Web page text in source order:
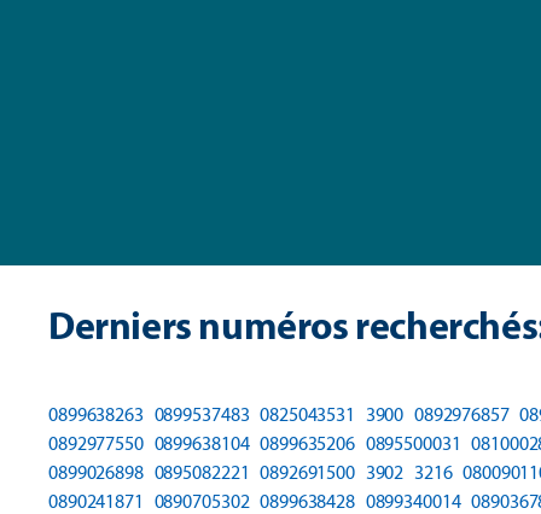
Derniers numéros
0899638263 0899537483 0825043531 3900 0892976857
0892977550 0899638104 0899635206 0895500031
0899026898 0895082221 0892691500 3902 3216
0890241871 0890705302 0899638428 0899340014